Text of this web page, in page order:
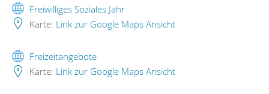
Freiwilliges Soziales Jahr
Karte: Link zur Google Maps Ansicht
Freizeitangebote
Karte: Link zur Google Maps Ansicht